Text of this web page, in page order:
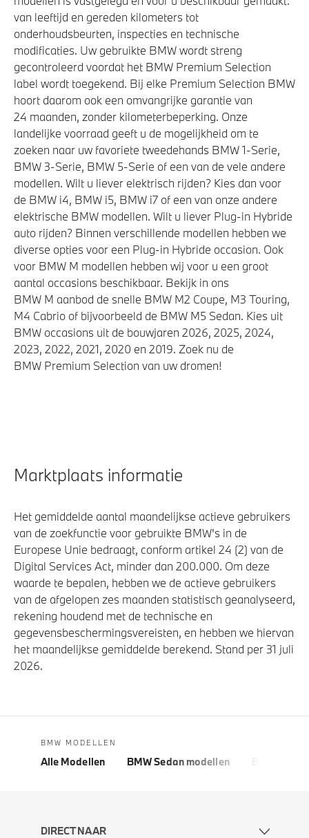
van leeftijd en gereden kilometers tot
onderhoudsbeurten, inspecties en technische
modificaties. Uw gebruikte BMW wordt streng
gecontroleerd voordat het BMW Premium Selection
label wordt toegekend. Bij elke Premium Selection BMW
hoort daarom ook een omvangrijke garantie van
24 maanden, zonder kilometerbeperking. Onze
landelijke voorraad geeft u de mogelijkheid om te
zoeken naar uw favoriete tweedehands BMW 1-Serie,
BMW 3-Serie, BMW 5-Serie of een van de vele andere
modellen. Wilt u liever elektrisch rijden? Kies dan voor
de BMW i4, BMW i5, BMW i7 of een van onze andere
elektrische BMW modellen. Wilt u liever Plug-in Hybride
auto rijden? Binnen verschillende modellen hebben we
diverse opties voor een Plug-in Hybride occasion. Ook
voor BMW M modellen hebben wij voor u een groot
aantal occasions beschikbaar. Bekijk in ons
BMW M aanbod de snelle BMW M2 Coupe, M3 Touring,
M4 Cabrio of bijvoorbeeld de BMW M5 Sedan. Kies uit
BMW occasions uit de bouwjaren 2026, 2025, 2024,
2023, 2022, 2021, 2020 en 2019. Zoek nu de
BMW Premium Selection van uw dromen!
Marktplaats informatie
Het gemiddelde aantal maandelijkse actieve gebruikers
van de zoekfunctie voor gebruikte BMW's in de
Europese Unie bedraagt, conform artikel 24 (2) van de
Digital Services Act, minder dan 200.000. Om deze
waarde te bepalen, hebben we de actieve gebruikers
van de afgelopen zes maanden statistisch geanalyseerd,
rekening houdend met de technische en
gegevensbeschermingsvereisten, en hebben we hiervan
het maandelijkse gemiddelde berekend. Stand per 31 juli
2026.
BMW MODELLEN
Alle Modellen BMW Sedan modellen
DIRECT NAAR